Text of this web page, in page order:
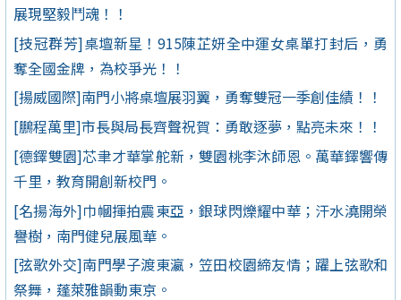
展現堅毅鬥魂！！
[技冠群芳]桌壇新星！915陳芷妍全中運女桌單打封后，勇
奪全國金牌，為校爭光！！
[揚威國際]南門小將桌壇展羽翼，勇奪雙冠一季創佳績！！
[鵬程萬里]市長與局長齊聲祝賀：勇敢逐夢，點亮未來！！
[德鐸雙園]芯聿才華掌舵新，雙園桃李沐師恩。萬華鐸響傳
千里，教育開創新校門。
[名揚海外]巾幗揮拍震東亞，銀球閃爍耀中華；汗水澆開榮
譽樹，南門健兒展風華。
[弦歌外交]南門學子渡東瀛，笠田校園締友情；躍上弦歌和
祭舞，蓬萊雅韻動東京。